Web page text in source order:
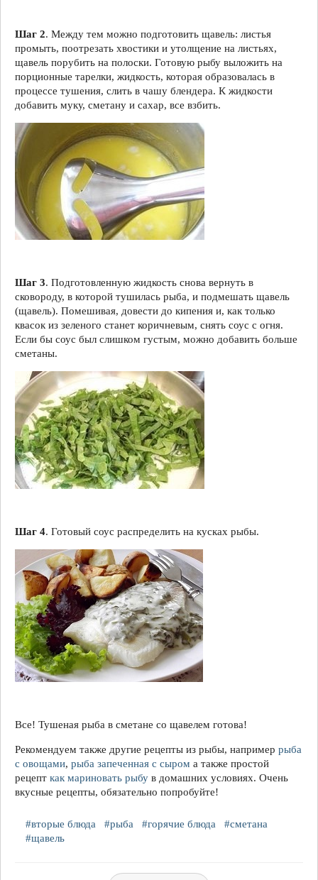
Шаг 2. Между тем можно подготовить щавель: листья
промыть, поотрезать хвостики и утолщение на листьях,
щавель порубить на полоски. Готовую рыбу выложить на
порционные тарелки, жидкость, которая образовалась в
процессе тушения, слить в чашу блендера. К жидкости
добавить муку, сметану и сахар, все взбить.
Шаг 3. Подготовленную жидкость снова вернуть в
сковороду, в которой тушилась рыба, и подмешать щавель
(щавель). Помешивая, довести до кипения и, как только
квасок из зеленого станет коричневым, снять соус с огня.
Если бы соус был слишком густым, можно добавить больше
сметаны.
Шаг 4. Готовый соус распределить на кусках рыбы.
Все! Тушеная рыба в сметане со щавелем готова!
Рекомендуем также другие рецепты из рыбы, например рыба
с овощами, рыба запеченная с сыром а также простой
рецепт как мариновать рыбу в домашних условиях. Очень
вкусные рецепты, обязательно попробуйте!
#вторые блюда #рыба #горячие блюда
#сметана
#щавель